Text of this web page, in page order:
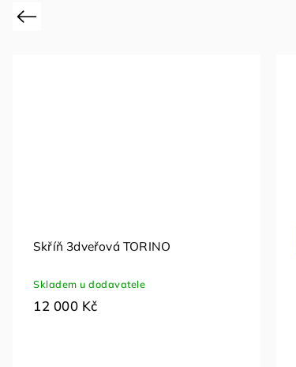
Previous
Skříň 3dveřová TORINO
Skladem u dodavatele
12 000 Kč